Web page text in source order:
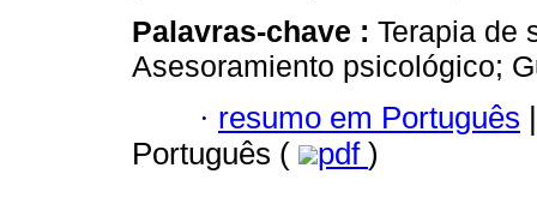
Palavras-chave : Terapia de
Asesoramiento psicológico;
· resumo em Português |
Português (
pdf )